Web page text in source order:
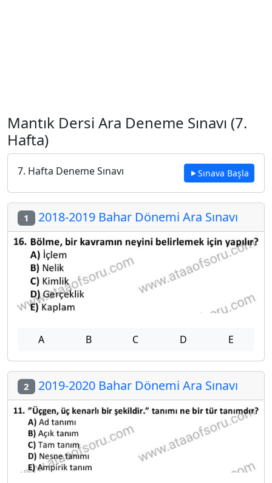
Mantık Dersi Ara Deneme Sınavı (7.
Hafta)
7. Hafta Deneme Sınavı Sınava Başla
1 2018-2019 Bahar Dönemi Ara Sınavı
A B C D E
2 2019-2020 Bahar Dönemi Ara Sınavı